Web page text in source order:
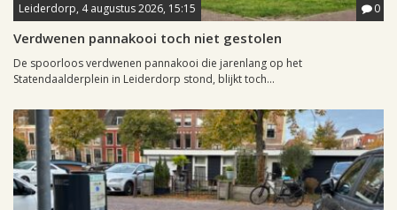
Leiderdorp, 4 augustus 2026, 15:15 0
Verdwenen pannakooi toch niet gestolen
De spoorloos verdwenen pannakooi die jarenlang op het
Statendaalderplein in Leiderdorp stond, blijkt toch...